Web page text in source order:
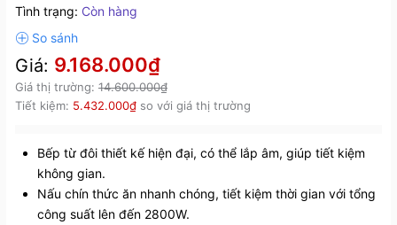
Tình trạng: Còn hàng
Giá: 9.168.000₫
Giá thị trường: 14.600.000₫
Tiết kiệm: 5.432.000₫ so với giá thị trường
Bếp từ đôi thiết kế hiện đại, có thể lắp âm, giúp tiết kiệm
không gian.
Nấu chín thức ăn nhanh chóng, tiết kiệm thời gian với tổng
công suất lên đến 2800W.